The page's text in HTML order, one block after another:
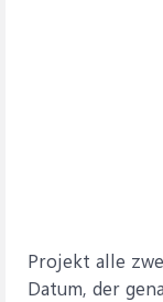
Projekt alle
Datum, der